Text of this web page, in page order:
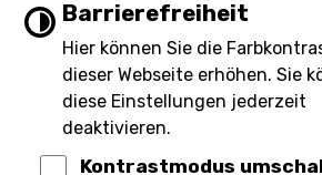
Barrierefreiheit
Hier können Sie die
dieser Webseite erhöhen. Sie
diese Einstellungen jederzeit
deaktivieren.
Kontrastmodus
Impressum Barrierefreiheit
Inhaltsverzeichnis